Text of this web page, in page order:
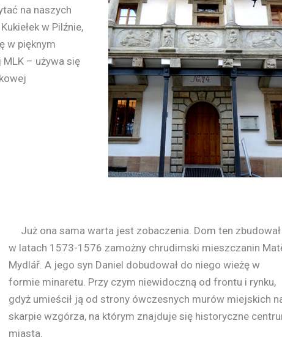
na naszych
w Pilźnie,
w pięknym
– używa się
Już ona sama warta jest zobaczenia. Dom ten zbudował
w latach 1573-1576 zamożny chrudimski mieszczanin
Mydlář. A jego syn Daniel dobudował do niego wieżę w
formie minaretu. Przy czym niewidoczną od frontu i rynku,
gdyż umieścił ją od strony ówczesnych murów miejskich
skarpie wzgórza, na którym znajduje się historyczne
miasta.